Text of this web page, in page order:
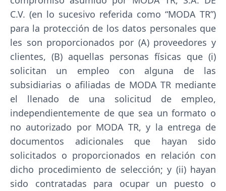
C.V. (en lo sucesivo referida como “MODA TR”)
para la protección de los datos personales que
les son proporcionados por (A) proveedores y
clientes, (B) aquellas personas físicas que (i)
solicitan un empleo con alguna de las
subsidiarias o afiliadas de MODA TR mediante
el llenado de una solicitud de empleo,
independientemente de que sea un formato o
no autorizado por MODA TR, y la entrega de
documentos adicionales que hayan sido
solicitados o proporcionados en relación con
dicho procedimiento de selección; y (ii) hayan
sido contratadas para ocupar un puesto o